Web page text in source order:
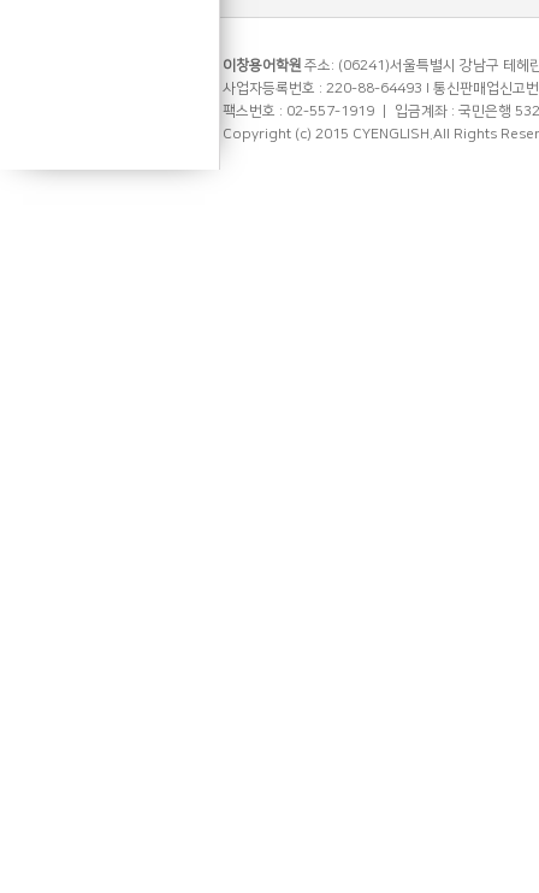
이창용어학원 주소: (06241)서울특별시 강남구 테헤
사업자등록번호 : 220-88-64493 l 통신판매업신고
팩스번호 : 02-557-1919 ㅣ 입금계좌 : 국민은행
Copyright (c) 2015 CYENGLISH.All Rights